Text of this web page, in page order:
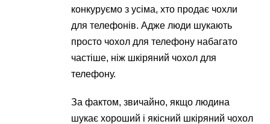
конкуруємо з усіма, хто продає чохли
для телефонів. Адже люди шукають
просто чохол для телефону набагато
частіше, ніж шкіряний чохол для
телефону.
За фактом, звичайно, якщо людина
шукає хороший і якісний шкіряний чохол